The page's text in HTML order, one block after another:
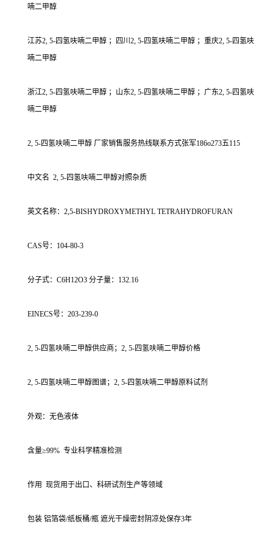
喃二甲醇
江苏2, 5-四氢呋喃二甲醇 ；四川2, 5-四氢呋喃二甲醇 ；重庆2, 5-四氢呋
喃二甲醇
浙江2, 5-四氢呋喃二甲醇 ；山东2, 5-四氢呋喃二甲醇 ；广东2, 5-四氢呋
喃二甲醇
2, 5-四氢呋喃二甲醇 厂家销售服务热线联系方式张军186o273五115
中文名 2, 5-四氢呋喃二甲醇对照杂质
英文名称：2,5-BISHYDROXYMETHYL TETRAHYDROFURAN
CAS号：104-80-3
分子式：C6H12O3 分子量：132.16
EINECS号：203-239-0
2, 5-四氢呋喃二甲醇供应商；2, 5-四氢呋喃二甲醇价格
2, 5-四氢呋喃二甲醇图谱；2, 5-四氢呋喃二甲醇原料试剂
外观：无色液体
含量≥99% 专业科学精准检测
作用 现货用于出口、科研试剂生产等领域
包装 铝箔袋/纸板桶/瓶 遮光干燥密封阴凉处保存3年